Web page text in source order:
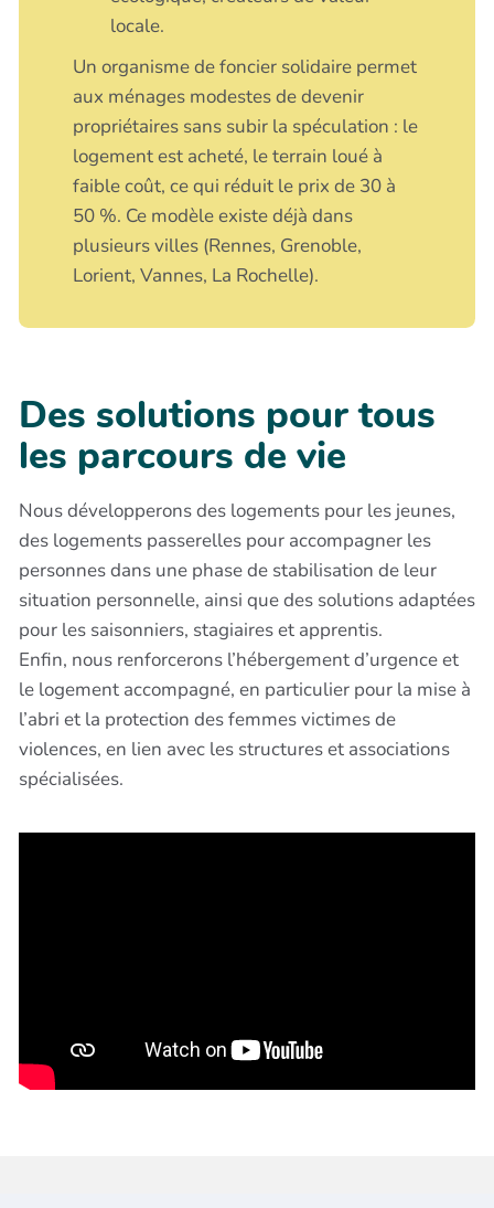
locale.
Un organisme de foncier solidaire permet
aux ménages modestes de devenir
propriétaires sans subir la spéculation : le
logement est acheté, le terrain loué à
faible coût, ce qui réduit le prix de 30 à
50 %. Ce modèle existe déjà dans
plusieurs villes (Rennes, Grenoble,
Lorient, Vannes, La Rochelle).
Des solutions pour tous
les parcours de vie
Nous développerons des logements pour les jeunes,
des logements passerelles pour accompagner les
personnes dans une phase de stabilisation de leur
situation personnelle, ainsi que des solutions adaptées
pour les saisonniers, stagiaires et apprentis.
Enfin, nous renforcerons l’hébergement d’urgence et
le logement accompagné, en particulier pour la mise à
l’abri et la protection des femmes victimes de
violences, en lien avec les structures et associations
spécialisées.